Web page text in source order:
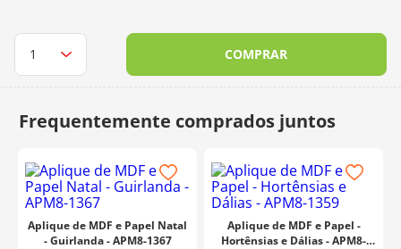
COMPRAR
Aplique de MDF e Papel Natal
- Guirlanda - APM8-1367
Aplique de MDF e Papel -
Hortênsias e Dálias - APM8-
9
10º dmc
dmc